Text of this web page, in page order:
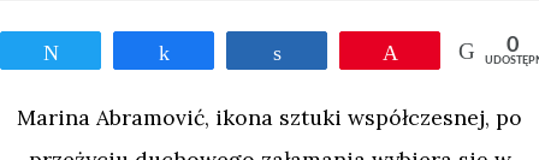
Przypnij 0
Marina Abramović, ikona sztuki współczesnej, po